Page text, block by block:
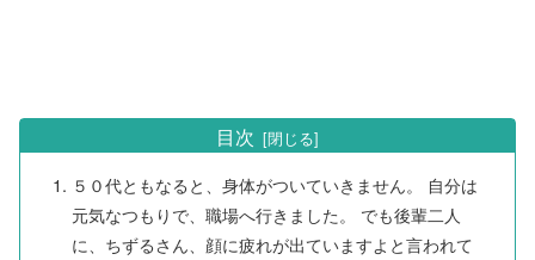
目次
５０代ともなると、身体がついていきません。 自分は
元気なつもりで、職場へ行きました。 でも後輩二人
に、ちずるさん、顔に疲れが出ていますよと言われて